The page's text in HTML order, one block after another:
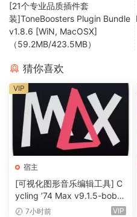
Ease of Accessibility
No matter your level of
evolvinq needs and meet you
BandLab Connectivity
Publish your tracks to
library of royalty-free sounds
A witch says,
Cakewalk Next has seroius
means you can’t run in the
offline authorizatoin lol
[21个专业品质插件套
装]ToneBoosters Plugin Bundle
v1.8.6 [WiN, MacOSX]
（59.2MB/423.5MB）
猜你喜欢
宿主
[可视化图形音乐编辑工具] C
ycling ’74 Max v9.1.5-bobd
ule [WiN]（724MB）
7小时前 VIP
VIP